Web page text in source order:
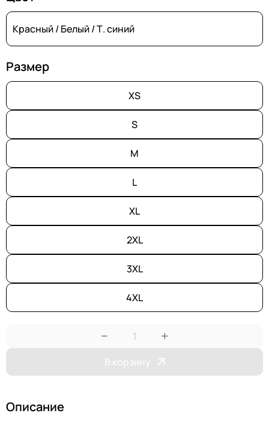
Красный / Белый / Т. синий
Размер
XS
S
M
L
XL
2XL
3XL
4XL
− +
В корзину
Описание